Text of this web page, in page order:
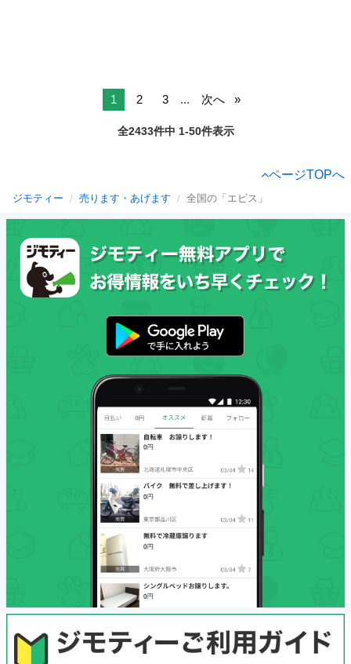
1 2 3 ... 次へ
全2433件中 1-50件表示
ページTOPへ
ジモティー 売ります・あげます 全国の「エビス」